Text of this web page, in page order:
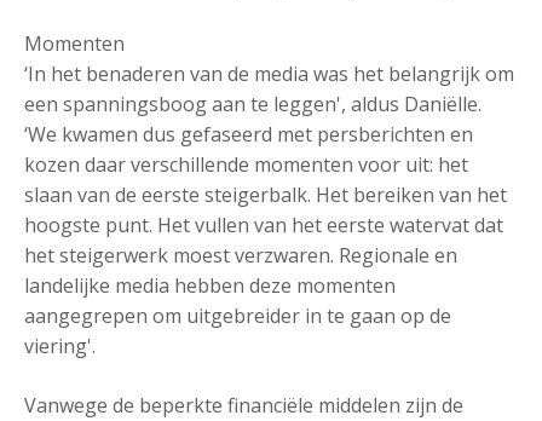
Momenten
‘In het benaderen van de media was het belangrijk om
een spanningsboog aan te leggen', aldus Daniëlle.
‘We kwamen dus gefaseerd met persberichten en
kozen daar verschillende momenten voor uit: het
slaan van de eerste steigerbalk. Het bereiken van het
hoogste punt. Het vullen van het eerste watervat dat
het steigerwerk moest verzwaren. Regionale en
landelijke media hebben deze momenten
aangegrepen om uitgebreider in te gaan op de
viering'.
Vanwege de beperkte financiële middelen zijn de